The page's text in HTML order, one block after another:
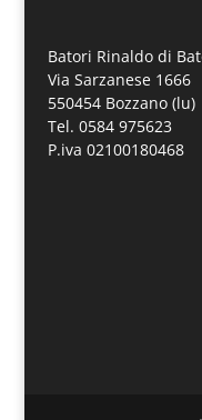
Batori Rinaldo di
Via Sarzanese 1666
550454 Bozzano (lu)
Tel. 0584 975623
P.iva 02100180468